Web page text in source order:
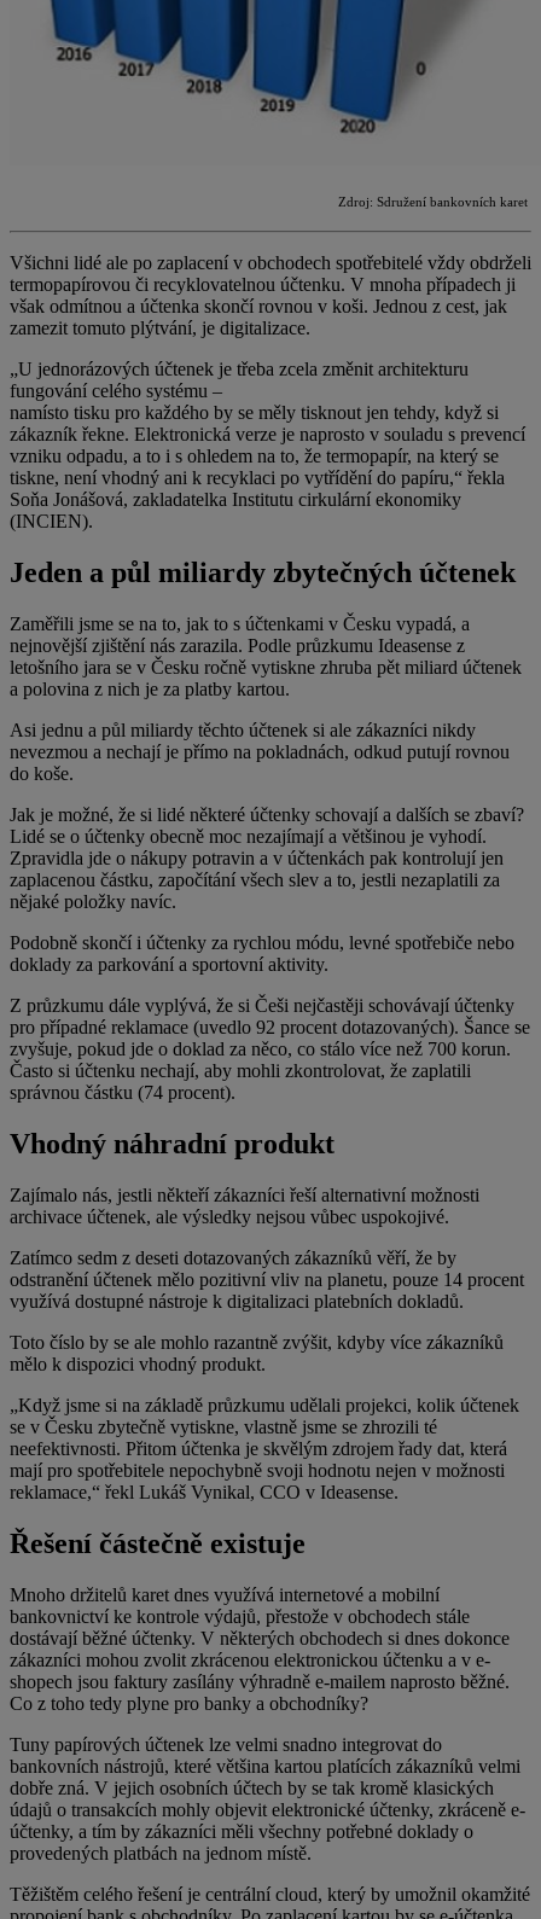
Zdroj: Sdružení bankovních karet
Všichni lidé ale po zaplacení v obchodech spotřebitelé vždy obdrželi
termopapírovou či recyklovatelnou účtenku. V mnoha případech ji
však odmítnou a účtenka skončí rovnou v koši. Jednou z cest, jak
zamezit tomuto plýtvání, je digitalizace.
„U jednorázových účtenek je třeba zcela změnit architekturu
fungování celého systému –
namísto tisku pro každého by se měly tisknout jen tehdy, když si
zákazník řekne. Elektronická verze je naprosto v souladu s prevencí
vzniku odpadu, a to i s ohledem na to, že termopapír, na který se
tiskne, není vhodný ani k recyklaci po vytřídění do papíru,“ řekla
Soňa Jonášová, zakladatelka Institutu cirkulární ekonomiky
(INCIEN).
Jeden a půl miliardy zbytečných účtenek
Zaměřili jsme se na to, jak to s účtenkami v Česku vypadá, a
nejnovější zjištění nás zarazila. Podle průzkumu Ideasense z
letošního jara se v Česku ročně vytiskne zhruba pět miliard účtenek
a polovina z nich je za platby kartou.
Asi jednu a půl miliardy těchto účtenek si ale zákazníci nikdy
nevezmou a nechají je přímo na pokladnách, odkud putují rovnou
do koše.
Jak je možné, že si lidé některé účtenky schovají a dalších se zbaví?
Lidé se o účtenky obecně moc nezajímají a většinou je vyhodí.
Zpravidla jde o nákupy potravin a v účtenkách pak kontrolují jen
zaplacenou částku, započítání všech slev a to, jestli nezaplatili za
nějaké položky navíc.
Podobně skončí i účtenky za rychlou módu, levné spotřebiče nebo
doklady za parkování a sportovní aktivity.
Z průzkumu dále vyplývá, že si Češi nejčastěji schovávají účtenky
pro případné reklamace (uvedlo 92 procent dotazovaných). Šance se
zvyšuje, pokud jde o doklad za něco, co stálo více než 700 korun.
Často si účtenku nechají, aby mohli zkontrolovat, že zaplatili
správnou částku (74 procent).
Vhodný náhradní produkt
Zajímalo nás, jestli někteří zákazníci řeší alternativní možnosti
archivace účtenek, ale výsledky nejsou vůbec uspokojivé.
Zatímco sedm z deseti dotazovaných zákazníků věří, že by
odstranění účtenek mělo pozitivní vliv na planetu, pouze 14 procent
využívá dostupné nástroje k digitalizaci platebních dokladů.
Toto číslo by se ale mohlo razantně zvýšit, kdyby více zákazníků
mělo k dispozici vhodný produkt.
„Když jsme si na základě průzkumu udělali projekci, kolik účtenek
se v Česku zbytečně vytiskne, vlastně jsme se zhrozili té
neefektivnosti. Přitom účtenka je skvělým zdrojem řady dat, která
mají pro spotřebitele nepochybně svoji hodnotu nejen v možnosti
reklamace,“ řekl Lukáš Vynikal, CCO v Ideasense.
Řešení částečně existuje
Mnoho držitelů karet dnes využívá internetové a mobilní
bankovnictví ke kontrole výdajů, přestože v obchodech stále
dostávají běžné účtenky. V některých obchodech si dnes dokonce
zákazníci mohou zvolit zkrácenou elektronickou účtenku a v e-
shopech jsou faktury zasílány výhradně e-mailem naprosto běžné.
Co z toho tedy plyne pro banky a obchodníky?
Tuny papírových účtenek lze velmi snadno integrovat do
bankovních nástrojů, které většina kartou platících zákazníků velmi
dobře zná. V jejich osobních účtech by se tak kromě klasických
údajů o transakcích mohly objevit elektronické účtenky, zkráceně e-
účtenky, a tím by zákazníci měli všechny potřebné doklady o
provedených platbách na jednom místě.
Těžištěm celého řešení je centrální cloud, který by umožnil okamžité